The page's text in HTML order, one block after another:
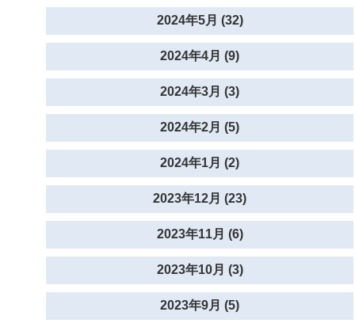
2024年5月 (32)
2024年4月 (9)
2024年3月 (3)
2024年2月 (5)
2024年1月 (2)
2023年12月 (23)
2023年11月 (6)
2023年10月 (3)
2023年9月 (5)